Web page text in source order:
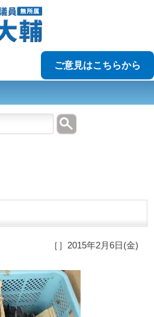
ご意見はこちらから
［］2015年2月6日(金)